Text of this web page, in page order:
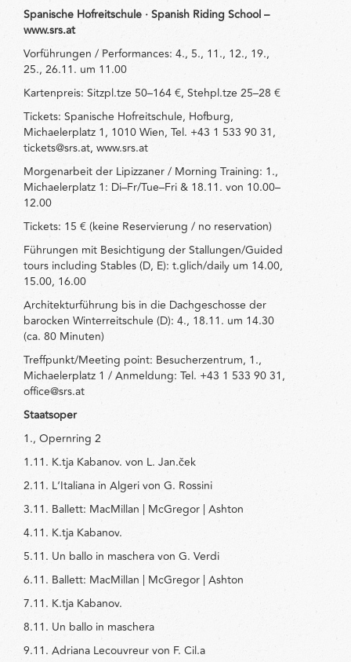
Spanische Hofreitschule · Spanish Riding School –
www.srs.at
Vorführungen / Performances: 4., 5., 11., 12., 19.,
25., 26.11. um 11.00
Kartenpreis: Sitzpl.tze 50–164 €, Stehpl.tze 25–28 €
Tickets: Spanische Hofreitschule, Hofburg,
Michaelerplatz 1, 1010 Wien, Tel. +43 1 533 90 31,
tickets@srs.at, www.srs.at
Morgenarbeit der Lipizzaner / Morning Training: 1.,
Michaelerplatz 1: Di–Fr/Tue–Fri & 18.11. von 10.00–
12.00
Tickets: 15 € (keine Reservierung / no reservation)
Führungen mit Besichtigung der Stallungen/Guided
tours including Stables (D, E): t.glich/daily um 14.00,
15.00, 16.00
Architekturführung bis in die Dachgeschosse der
barocken Winterreitschule (D): 4., 18.11. um 14.30
(ca. 80 Minuten)
Treffpunkt/Meeting point: Besucherzentrum, 1.,
Michaelerplatz 1 / Anmeldung: Tel. +43 1 533 90 31,
office@srs.at
Staatsoper
1., Opernring 2
1.11. K.tja Kabanov. von L. Jan.ček
2.11. L‘Italiana in Algeri von G. Rossini
3.11. Ballett: MacMillan | McGregor | Ashton
4.11. K.tja Kabanov.
5.11. Un ballo in maschera von G. Verdi
6.11. Ballett: MacMillan | McGregor | Ashton
7.11. K.tja Kabanov.
8.11. Un ballo in maschera
9.11. Adriana Lecouvreur von F. Cil.a